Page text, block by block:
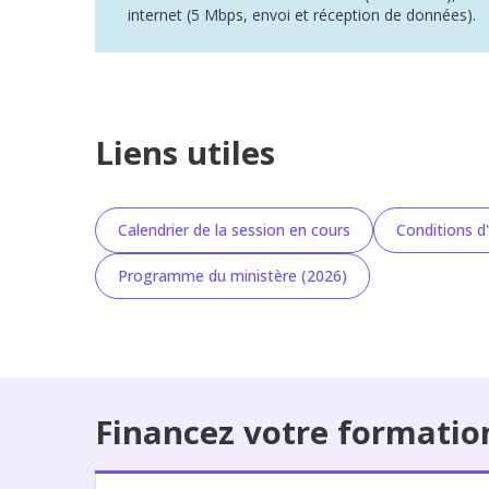
internet (5 Mbps, envoi et réception de données).
Liens utiles
Calendrier de la session en cours Conditions
Programme du ministère (2026)
Financez votre